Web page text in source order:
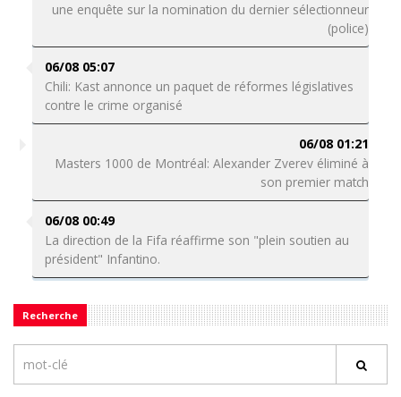
une enquête sur la nomination du dernier sélectionneur
(police)
06/08 05:07
Chili: Kast annonce un paquet de réformes législatives
contre le crime organisé
06/08 01:21
Masters 1000 de Montréal: Alexander Zverev éliminé à
son premier match
06/08 00:49
La direction de la Fifa réaffirme son "plein soutien au
président" Infantino.
Recherche